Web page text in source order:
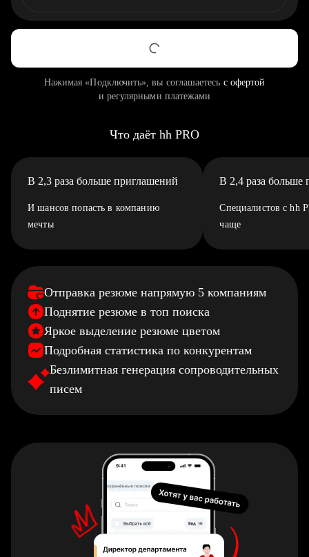
Нажимая «Подключить», вы соглашаетесь с офертой
и регулярными платежами
Что даёт hh PRO
В 2,3 раза больше приглашений
И шансов попасть в компанию
мечты
В 2,4 раза больше
Специалистов с hh
чаще
Отправка резюме напрямую 5 компаниям
Поднятие резюме в топ поиска
Яркое выделение резюме цветом
Подробная статистика по конкурентам
Безлимитная генерация сопроводительных
писем